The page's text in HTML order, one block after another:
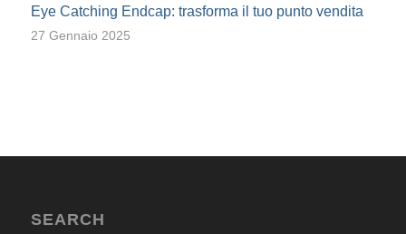
Eye Catching Endcap: trasforma il tuo punto vendita
27 Gennaio 2025
SEARCH